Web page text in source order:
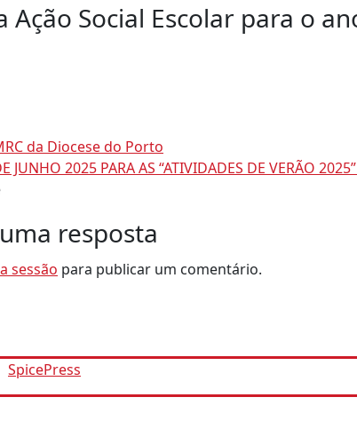
Social Escolar para o
da Diocese do Porto
JUNHO 2025 PARA AS “ATIVIDADES DE VERÃO
resposta
sessão para publicar um comentário.
SpicePress